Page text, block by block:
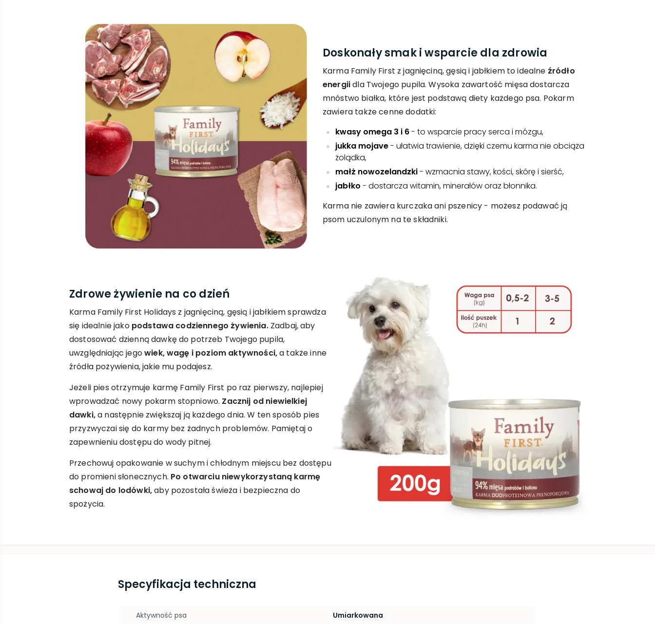
Doskonały smak i wsparcie dla zdrowia
Karma Family First z jagnięciną, gęsią i jabłkiem to idealne źródło
energiidla Twojego pupila. Wysoka zawartość mięsa dostarcza
mnóstwo białka, które jest podstawą diety każdego psa. Pokarm
zawiera także cenne dodatki:
kwasy omega 3 i 6- to wsparcie pracy serca i mózgu,
jukka mojave- ułatwia trawienie, dzięki czemu karma nie obciąża
żolądka,
małż nowozelandzki- wzmacnia stawy, kości, skórę i sierść,
jabłko - dostarcza witamin, minerałów oraz błonnika.
Karma nie zawiera kurczaka ani pszenicy - możesz podawać ją
psom uczulonym na te składniki.
Zdrowe żywienie na co dzień
Karma Family First Holidays z jagnięciną, gęsią i jabłkiem sprawdza
się idealnie jako podstawa codziennego żywienia.Zadbaj, aby
dostosować dzienną dawkę do potrzeb Twojego pupila,
uwzględniając jegowiek, wagę i poziom aktywności,a także inne
źródła pożywienia, jakie mu podajesz.
Jeżeli pies otrzymuje karmę Family First po raz pierwszy, najlepiej
wprowadzać nowy pokarm stopniowo. Zacznij od niewielkiej
dawki,a następnie zwiększaj ją każdego dnia. W ten sposób pies
przyzwyczai się do karmy bez żadnych problemów. Pamiętaj o
zapewnieniu dostępu do wody pitnej.
Przechowuj opakowanie w suchym i chłodnym miejscu bez dostępu
do promieni słonecznych. Po otwarciu niewykorzystaną karmę
schowaj do lodówki,aby pozostała świeża i bezpieczna do
spożycia.
Specyfikacja techniczna
Aktywność psa Umiarkowana